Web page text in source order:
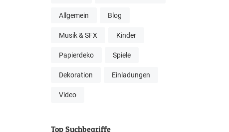
Allgemein Blog
Musik & SFX Kinder
Papierdeko Spiele
Dekoration Einladungen
Video
Top Suchbegriffe